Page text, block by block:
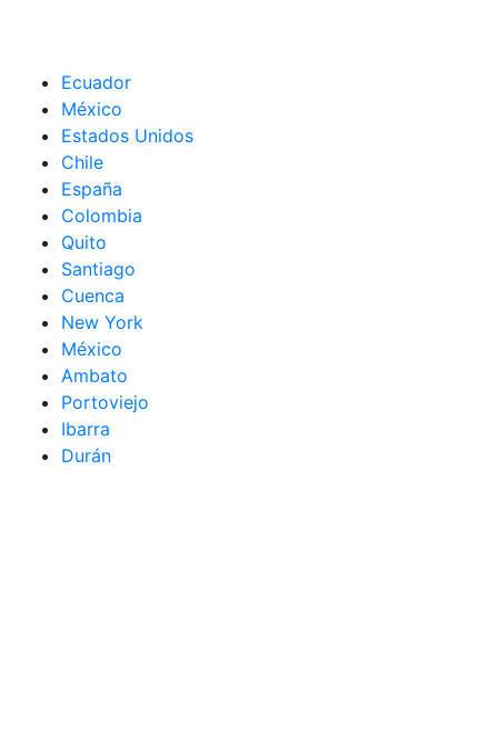
Ecuador
México
Estados Unidos
Chile
España
Colombia
Quito
Santiago
Cuenca
New York
México
Ambato
Portoviejo
Ibarra
Durán